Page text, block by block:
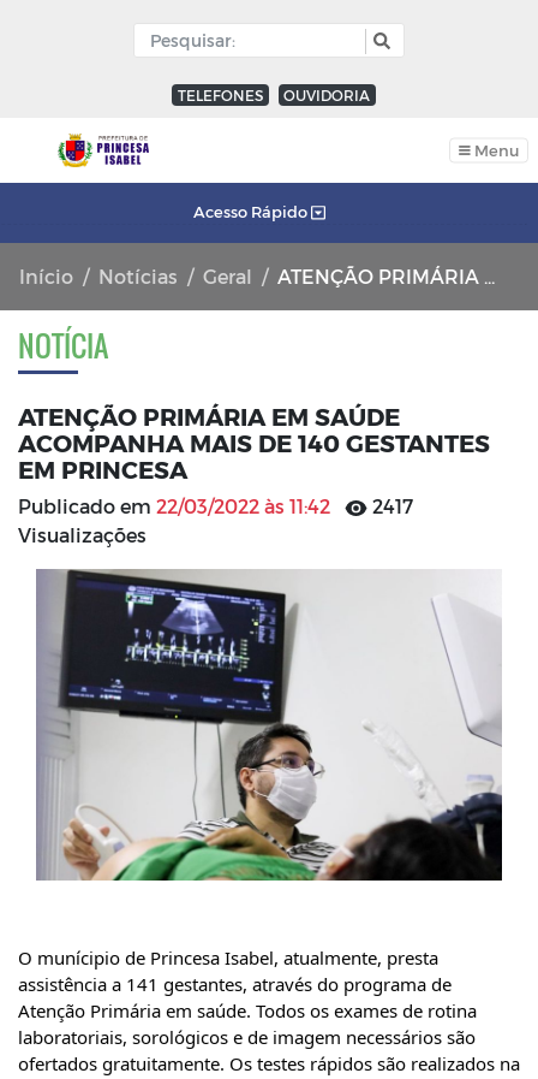
TELEFONES OUVIDORIA
Menu
Acesso Rápido
Início Notícias Geral ATENÇÃO PRIMÁRIA EM SAÚDE ACOMPANHA MAIS DE 140 GESTANTES EM PRINCESA
NOTÍCIA
ATENÇÃO PRIMÁRIA EM SAÚDE
ACOMPANHA MAIS DE 140 GESTANTES
EM PRINCESA
Publicado em 22/03/2022 às 11:42
2417
Visualizações
O munícipio de Princesa Isabel, atualmente, presta
assistência a 141 gestantes, através do programa de
Atenção Primária em saúde. Todos os exames de rotina
laboratoriais, sorológicos e de imagem necessários são
ofertados gratuitamente. Os testes rápidos são realizados na